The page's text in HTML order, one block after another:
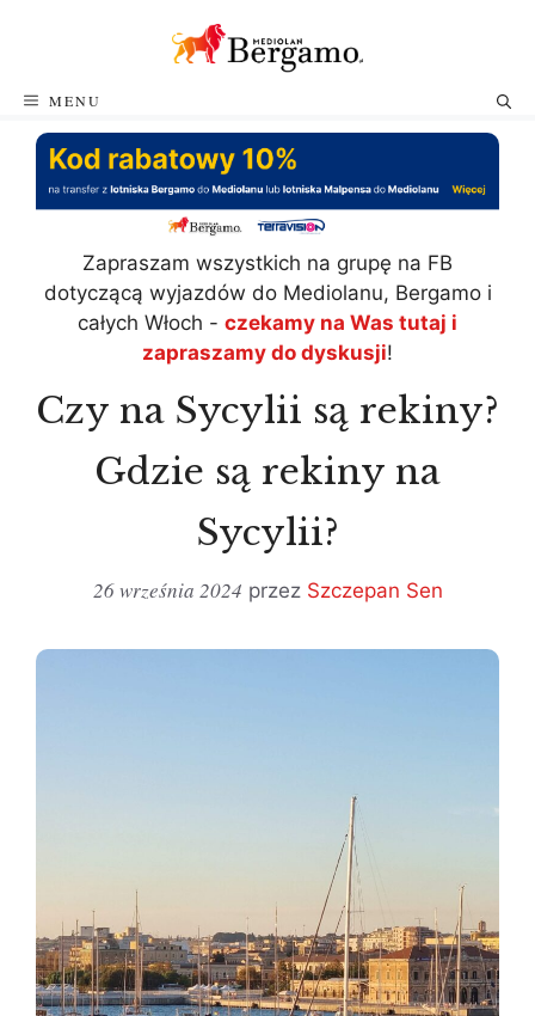
MENU
Zapraszam wszystkich na grupę na FB
dotyczącą wyjazdów do Mediolanu, Bergamo i
całych Włoch - czekamy na Was tutaj i
zapraszamy do dyskusji!
Czy na Sycylii są rekiny?
Gdzie są rekiny na
Sycylii?
26 września 2024 przez Szczepan Sen